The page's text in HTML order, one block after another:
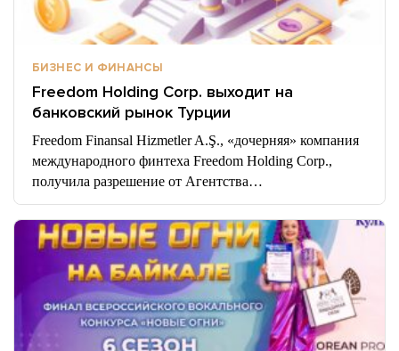
БИЗНЕС И ФИНАНСЫ
Freedom Holding Corp. выходит на
банковский рынок Турции
Freedom Finansal Hizmetler A.Ş., «дочерняя» компания
международного финтеха Freedom Holding Corp.,
получила разрешение от Агентства…